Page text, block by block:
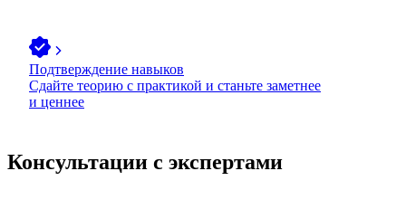
Подтверждение навыков
Сдайте теорию с практикой и станьте заметнее
и ценнее
Консультации с экспертами